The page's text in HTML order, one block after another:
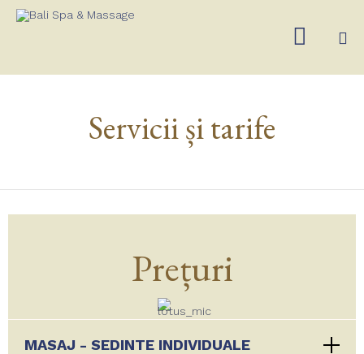

Servicii și tarife
Prețuri
MASAJ - SEDINTE INDIVIDUALE